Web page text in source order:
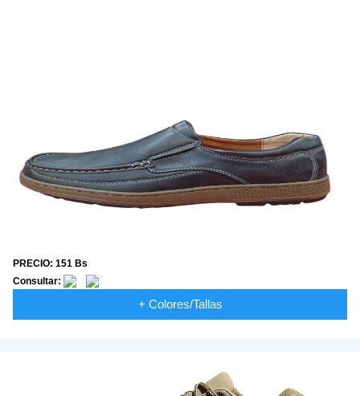
PRECIO: 151 Bs
Consultar:
+ Colores/Tallas